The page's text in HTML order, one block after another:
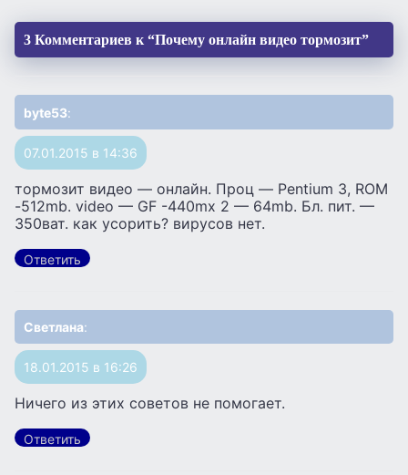
3 Комментариев к “Почему онлайн видео тормозит”
byte53:
07.01.2015 в 14:36
тормозит видео — онлайн. Проц — Pentium 3, ROM
-512mb. video — GF -440mx 2 — 64mb. Бл. пит. —
350ват. как усорить? вирусов нет.
Ответить
Светлана:
18.01.2015 в 16:26
Ничего из этих советов не помогает.
Ответить